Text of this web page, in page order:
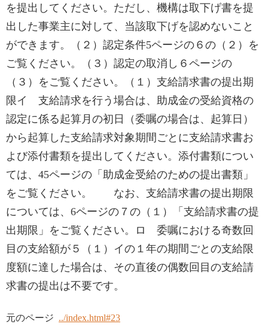
を提出してください。ただし、機構は取下げ書を提
出した事業主に対して、当該取下げを認めないこと
ができます。（２）認定条件5ページの６の（２）を
ご覧ください。（３）認定の取消し６ページの
（３）をご覧ください。（１）支給請求書の提出期
限イ 支給請求を行う場合は、助成金の受給資格の
認定に係る起算月の初日（委嘱の場合は、起算日）
から起算した支給請求対象期間ごとに支給請求書お
よび添付書類を提出してください。添付書類につい
ては、45ページの「助成金受給のための提出書類」
をご覧ください。 なお、支給請求書の提出期限
については、6ページの７の（１）「支給請求書の提
出期限」をご覧ください。ロ 委嘱における奇数回
目の支給額が５（１）イの１年の期間ごとの支給限
度額に達した場合は、その直後の偶数回目の支給請
求書の提出は不要です。
元のページ ../index.html#23